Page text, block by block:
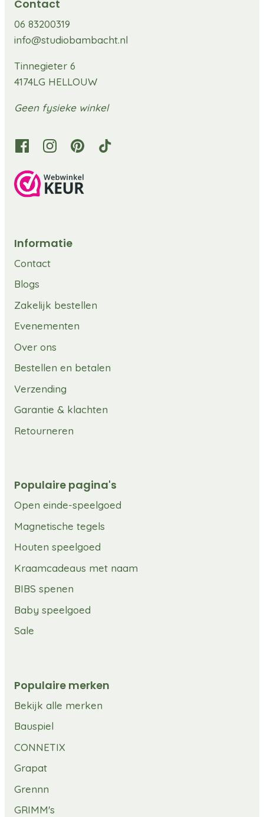
Contact
06 83200319
info@studiobambacht.nl
Tinnegieter 6
4174LG HELLOUW
Geen fysieke winkel
Informatie
Contact
Blogs
Zakelijk bestellen
Evenementen
Over ons
Bestellen en betalen
Verzending
Garantie & klachten
Retourneren
Populaire pagina's
Open einde-speelgoed
Magnetische tegels
Houten speelgoed
Kraamcadeaus met naam
BIBS spenen
Baby speelgoed
Sale
Populaire merken
Bekijk alle merken
Bauspiel
CONNETIX
Grapat
Grennn
GRIMM's